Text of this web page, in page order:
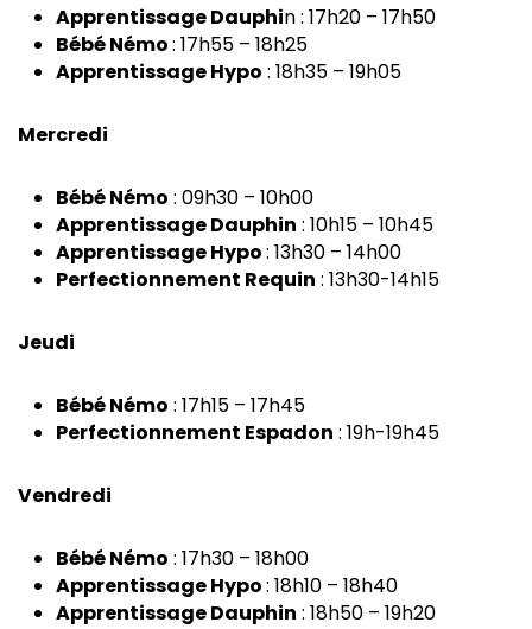
Apprentissage Dauphin : 17h20 – 17h50
Bébé Némo: 17h55 – 18h25
Apprentissage Hypo : 18h35 – 19h05
Mercredi
Bébé Némo : 09h30 – 10h00
Apprentissage Dauphin : 10h15 – 10h45
Apprentissage Hypo: 13h30 – 14h00
Perfectionnement Requin : 13h30-14h15
Jeudi
Bébé Némo : 17h15 – 17h45
Perfectionnement Espadon : 19h-19h45
Vendredi
Bébé Némo : 17h30 – 18h00
Apprentissage Hypo: 18h10 – 18h40
Apprentissage Dauphin : 18h50 – 19h20